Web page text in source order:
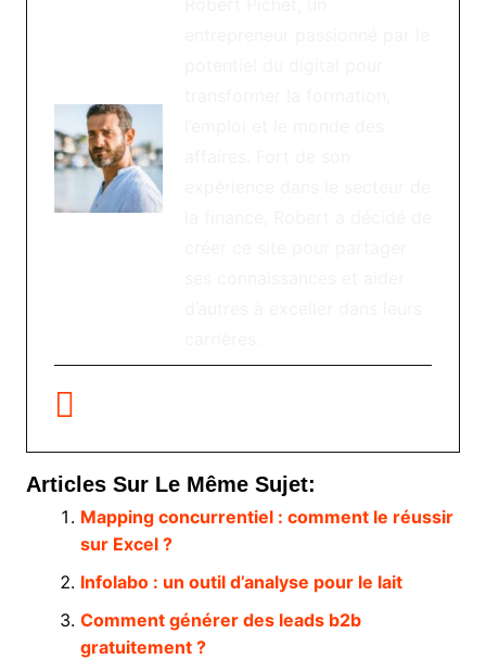
Articles Sur Le Même Sujet:
Mapping concurrentiel : comment le réussir
sur Excel ?
Infolabo : un outil d’analyse pour le lait
Comment générer des leads b2b
gratuitement ?